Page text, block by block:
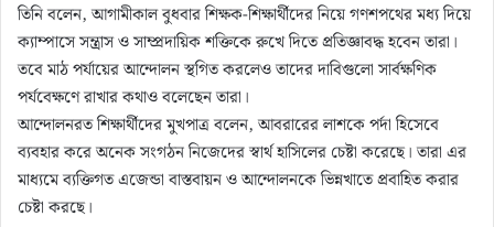
তিনি বলেন, আগামীকাল বুধবার শিক্ষক-শিক্ষার্থীদের নিয়ে গণশপথের মধ্য দিয়ে
ক্যাম্পাসে সন্ত্রাস ও সাম্প্রদায়িক শক্তিকে রুখে দিতে প্রতিজ্ঞাবদ্ধ হবেন তারা।
তবে মাঠ পর্যায়ের আন্দোলন স্থগিত করলেও তাদের দাবিগুলো সার্বক্ষণিক
পর্যবেক্ষণে রাখার কথাও বলেছেন তারা।
আন্দোলনরত শিক্ষার্থীদের মুখপাত্র বলেন, আবরারের লাশকে পর্দা হিসেবে
ব্যবহার করে অনেক সংগঠন নিজেদের স্বার্থ হাসিলের চেষ্টা করেছে। তারা এর
মাধ্যমে ব্যক্তিগত এজেন্ডা বাস্তবায়ন ও আন্দোলনকে ভিন্নখাতে প্রবাহিত করার
চেষ্টা করছে।